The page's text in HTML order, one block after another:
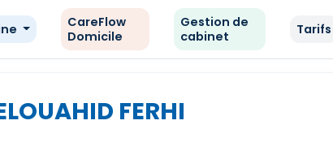
CareFlow
Domicile
Gestion de
cabinet
Tarifs
FERHI